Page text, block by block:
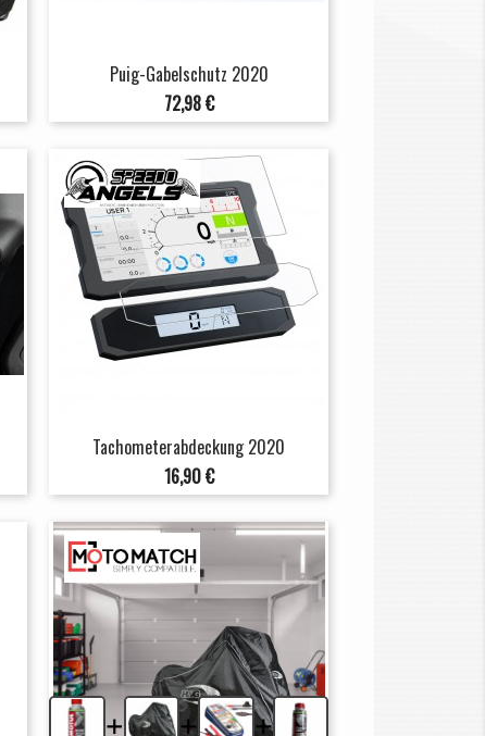
Puig-Gabelschutz 2020
Preis
72,98 €
Tachometerabdeckung 2020
Preis
16,90 €
+ + +